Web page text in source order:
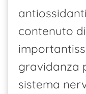
contenuto
gravidanza
sistema